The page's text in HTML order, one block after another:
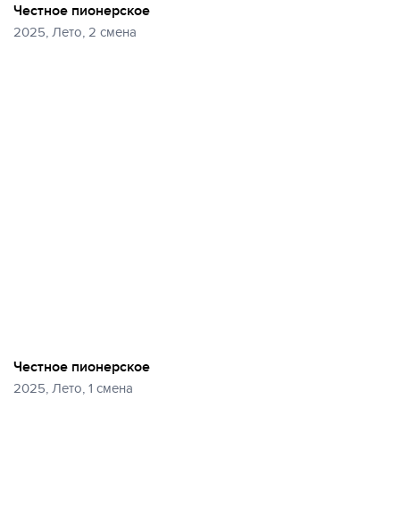
Честное пионерское
2025, Лето, 2 смена
Честное пионерское
2025, Лето, 1 смена